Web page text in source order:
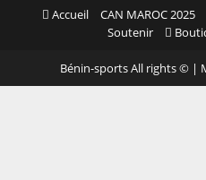
Accueil CAN MAROC 2025
Soutenir
Bénin-sports All rights © |